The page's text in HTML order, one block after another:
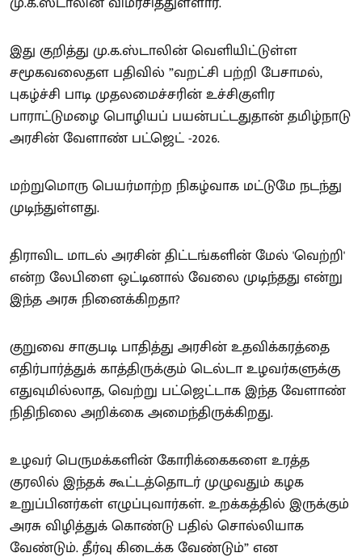
இது குறித்து மு.க.ஸ்டாலின் வெளியிட்டுள்ள
சமூகவலைதள பதிவில் ”வறட்சி பற்றி பேசாமல்,
புகழ்ச்சி பாடி முதலமைச்சரின் உச்சிகுளிர
பாராட்டுமழை பொழியப் பயன்பட்டதுதான் தமிழ்நாடு
அரசின் வேளாண் பட்ஜெட் -2026.
மற்றுமொரு பெயர்மாற்ற நிகழ்வாக மட்டுமே நடந்து
முடிந்துள்ளது.
திராவிட மாடல் அரசின் திட்டங்களின் மேல் 'வெற்றி'
என்ற லேபிளை ஒட்டினால் வேலை முடிந்தது என்று
இந்த அரசு நினைக்கிறதா?
குறுவை சாகுபடி பாதித்து அரசின் உதவிக்கரத்தை
எதிர்பார்த்துக் காத்திருக்கும் டெல்டா உழவர்களுக்கு
எதுவுமில்லாத, வெற்று பட்ஜெட்டாக இந்த வேளாண்
நிதிநிலை அறிக்கை அமைந்திருக்கிறது.
உழவர் பெருமக்களின் கோரிக்கைகளை உரத்த
குரலில் இந்தக் கூட்டத்தொடர் முழுவதும் கழக
உறுப்பினர்கள் எழுப்புவார்கள். உறக்கத்தில் இருக்கும்
அரசு விழித்துக் கொண்டு பதில் சொல்லியாக
வேண்டும். தீர்வு கிடைக்க வேண்டும்” என